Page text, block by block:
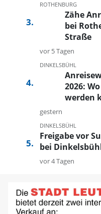
ROTHENBURG
Zähe
bei
Straße
vor 5 Tagen
DINKELSBÜHL
2026:
werden
gestern
DINKELSBÜHL
Freigabe vor
bei
vor 4 Tagen